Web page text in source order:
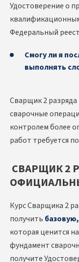
Удостоверение о
Федеральный
Смогу ли я
выполнять
Сварщик 2
сварочные
контролем более
работ требуется
СВАРЩИК 2
Курс Сварщика 2
получить
которая ценится
фундамент
получите